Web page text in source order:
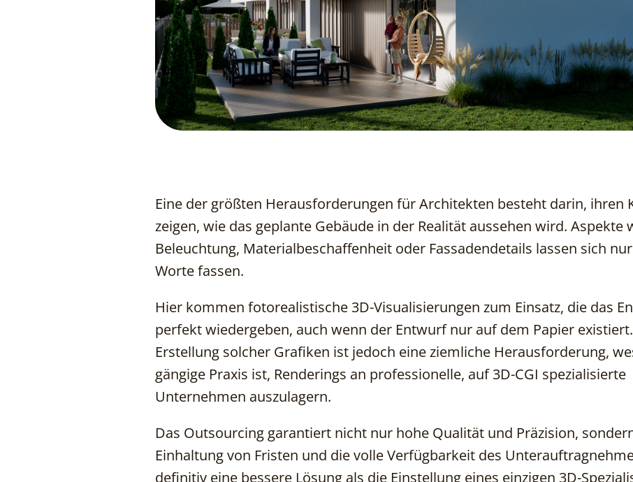
Eine der größten Herausforderungen für Architekten besteht darin, ihren
zeigen, wie das geplante Gebäude in der Realität aussehen wird. Aspekte
Beleuchtung, Materialbeschaffenheit oder Fassadendetails lassen sich
Worte fassen.
Hier kommen fotorealistische 3D-Visualisierungen zum Einsatz, die das
perfekt wiedergeben, auch wenn der Entwurf nur auf dem Papier
Erstellung solcher Grafiken ist jedoch eine ziemliche Herausforderung,
gängige Praxis ist, Renderings an professionelle, auf 3D-CGI spezialisierte
Unternehmen auszulagern.
Das Outsourcing garantiert nicht nur hohe Qualität und Präzision,
Einhaltung von Fristen und die volle Verfügbarkeit des
definitiv eine bessere Lösung als die Einstellung eines einzigen 3D-